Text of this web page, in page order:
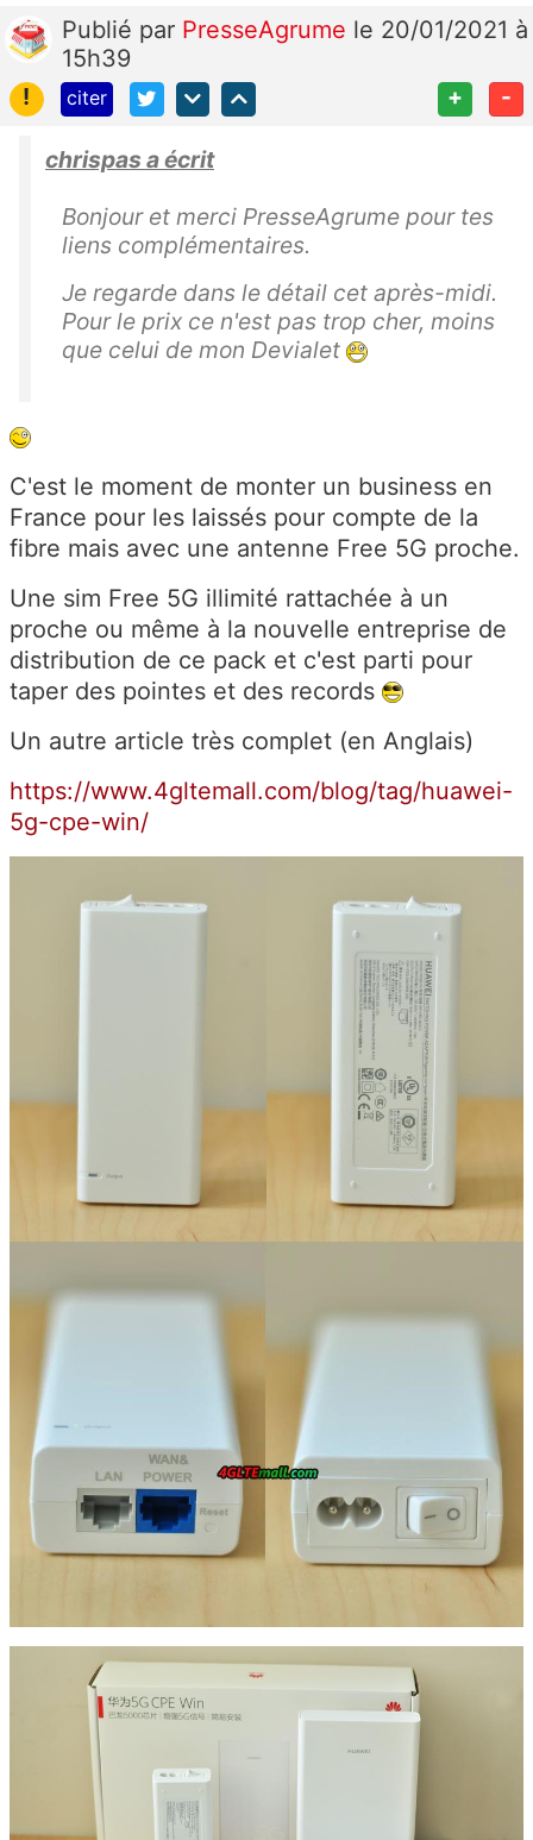
Publié par PresseAgrume le 20/01/2021 à
15h39
!
citer + -
chrispas a écrit
Bonjour et merci PresseAgrume pour tes
liens complémentaires.
Je regarde dans le détail cet après-midi.
Pour le prix ce n'est pas trop cher, moins
que celui de mon Devialet
C'est le moment de monter un business en
France pour les laissés pour compte de la
fibre mais avec une antenne Free 5G proche.
Une sim Free 5G illimité rattachée à un
proche ou même à la nouvelle entreprise de
distribution de ce pack et c'est parti pour
taper des pointes et des records
Un autre article très complet (en Anglais)
https://www.4gltemall.com/blog/tag/huawei-
5g-cpe-win/